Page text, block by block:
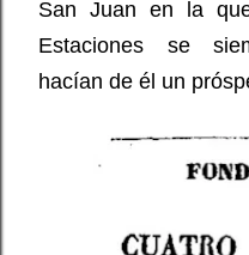
San Juan en la
Estaciones se
hacían de él un